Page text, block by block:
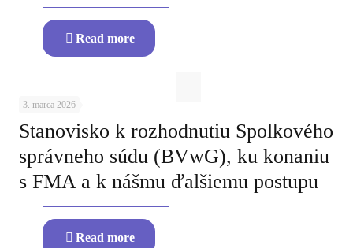
Read more
3. marca 2026
Stanovisko k rozhodnutiu Spolkového
správneho súdu (BVwG), ku konaniu
s FMA a k nášmu ďalšiemu postupu
Read more